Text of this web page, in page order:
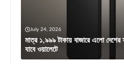
July 24, 2026
মাত্র ১,৯৯৯ টাকায় বাজারে এলো দেশের
যাবে ওয়ালেটে